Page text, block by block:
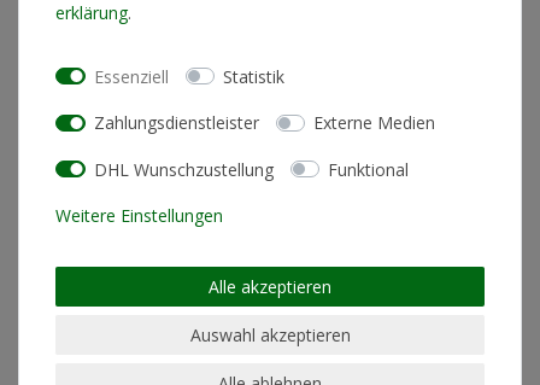
* inkl. ges. MwSt. zzgl.Versandkosten
Materialzusammensetzung 80% gekämmte, ringgesponnene
Baumwolle; 20% Polyester
Standard Fit (normale Passform)
Maschinenwäsche linksrum 30°
erklärung.
Essenziell Statistik
Zahlungsdienstleister Externe Medien
DHL Wunschzustellung Funktional
Weitere Einstellungen
Alle akzeptieren
Auswahl akzeptieren